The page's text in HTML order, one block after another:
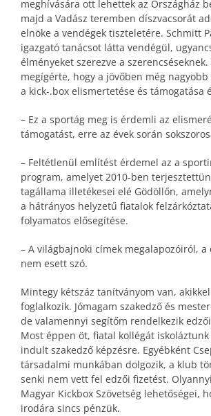
meghívására ott lehettek az Országház
majd a Vadász teremben díszvacsorát
elnöke a vendégek tiszteletére. Schmitt
igazgató tanácsot látta vendégül,
élményeket szerezve a
megígérte, hogy a jövőben még
a kick-.box elismertetése és támogatása
– Ez a sportág meg is érdemli az
támogatást, erre az évek során
– Feltétlenül említést érdemel az a
program, amelyet 2010-ben
tagállama illetékesei elé Gödöllőn,
a hátrányos helyzetű fiatalok
folyamatos elősegítése.
– A világbajnoki címek megalapozóiról,
nem esett szó.
Mintegy kétszáz tanítványom van,
foglalkozik. Jómagam szakedző és
de valamennyi segítőm rendelkezik
Most éppen öt, fiatal kollégát iskoláztunk
indult szakedző képzésre. Egyébként
társadalmi munkában dolgozik, a klub
senki nem vett fel edzői fizetést.
Magyar Kickbox Szövetség lehetőségei,
irodára sincs pénzük.